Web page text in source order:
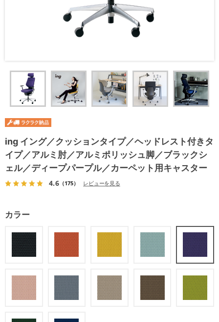
ing イング／クッションタイプ／ヘッドレスト付きタ
イプ／アルミ肘／アルミポリッシュ脚／ブラックシ
ェル／ディープパープル／カーペット用キャスター
4.6（175） レビューを見る
カラー